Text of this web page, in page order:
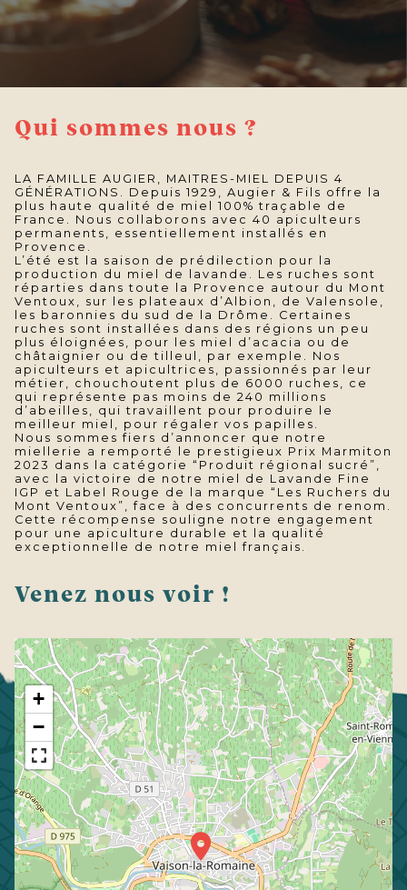
Qui sommes nous ?
LA FAMILLE AUGIER, MAITRES-MIEL DEPUIS 4
GÉNÉRATIONS. Depuis 1929, Augier & Fils offre la
plus haute qualité de miel 100% traçable de
France. Nous collaborons avec 40 apiculteurs
permanents, essentiellement installés en
Provence.
L’été est la saison de prédilection pour la
production du miel de lavande. Les ruches sont
réparties dans toute la Provence autour du Mont
Ventoux, sur les plateaux d’Albion, de Valensole,
les baronnies du sud de la Drôme. Certaines
ruches sont installées dans des régions un peu
plus éloignées, pour les miel d’acacia ou de
châtaignier ou de tilleul, par exemple. Nos
apiculteurs et apicultrices, passionnés par leur
métier, chouchoutent plus de 6000 ruches, ce
qui représente pas moins de 240 millions
d’abeilles, qui travaillent pour produire le
meilleur miel, pour régaler vos papilles.
Nous sommes fiers d’annoncer que notre
miellerie a remporté le prestigieux Prix Marmiton
2023 dans la catégorie “Produit régional sucré”,
avec la victoire de notre miel de Lavande Fine
IGP et Label Rouge de la marque “Les Ruchers du
Mont Ventoux”, face à des concurrents de renom.
Cette récompense souligne notre engagement
pour une apiculture durable et la qualité
exceptionnelle de notre miel français.
Venez nous voir !
+
−